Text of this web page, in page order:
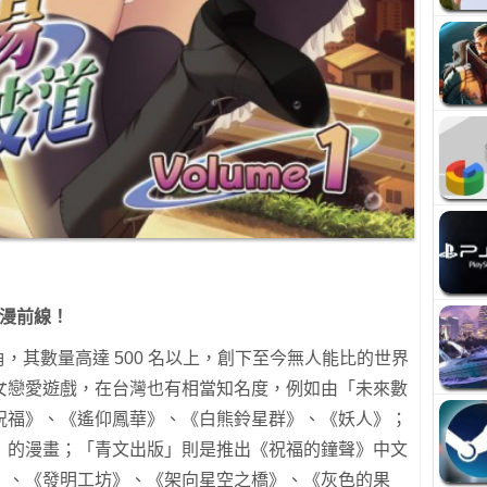
前線！
其數量高達 500 名以上，創下至今無人能比的世界
愛遊戲，在台灣也有相當知名度，例如由「未來數
》、《遙仰鳳華》、《白熊鈴星群》、《妖人》；
漫畫；「青文出版」則是推出《祝福的鐘聲》中文
《發明工坊》、《架向星空之橋》、《灰色的果